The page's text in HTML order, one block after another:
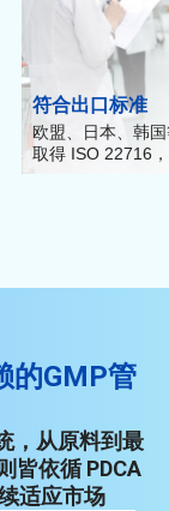
符合出口标准
欧盟、日本、韩
取得 ISO 22716
的GMP管
，从原料到最
皆依循 PDCA
适应市场